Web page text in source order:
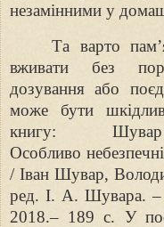
незамінними у
Та варто
вживати без
дозування або
може бути
книгу:
Особливо
/ Іван Шувар,
ред. І. А. Шувара. –
2018.– 189 с. У